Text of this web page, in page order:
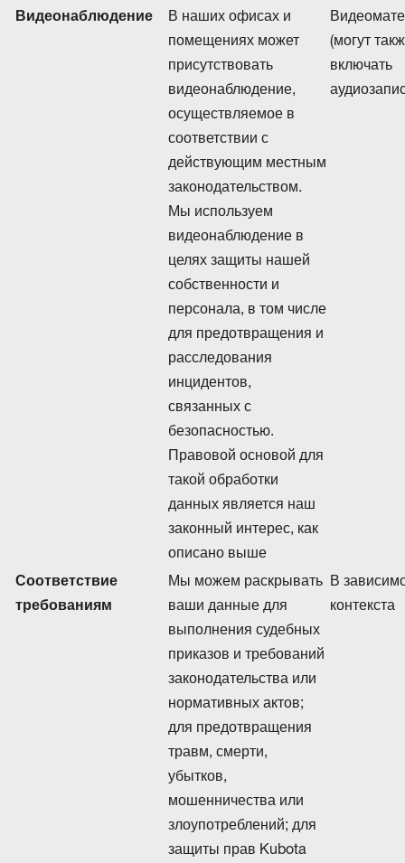
Видеонаблюдение
В наших офисах и
помещениях может
присутствовать
видеонаблюдение,
осуществляемое в
соответствии с
действующим местным
законодательством.
Мы используем
видеонаблюдение в
целях защиты нашей
собственности и
персонала, в том числе
для предотвращения и
расследования
инцидентов,
связанных с
безопасностью.
Правовой основой для
такой обработки
данных является наш
законный интерес, как
описано выше
(могут
включать
Соответствие
требованиям
Мы можем раскрывать
ваши данные для
выполнения судебных
приказов и требований
законодательства или
нормативных актов;
для предотвращения
травм, смерти,
убытков,
мошенничества или
злоупотреблений; для
защиты прав Kubota
В
контекста